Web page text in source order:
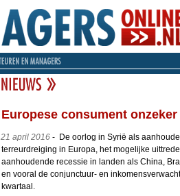
Europese consument
21 april 2016- De oorlog in Syrië als
terreurdreiging in Europa, het mogelijke
aanhoudende recessie in landen als China,
en vooral de conjunctuur- en
kwartaal.